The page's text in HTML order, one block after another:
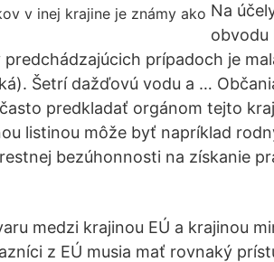
Na
obvodu
predchádzajúcich prípadoch je
Šetrí dažďovú vodu a …
predkladať orgánom tejto
listinou môže byť napríklad
bezúhonnosti na získanie
medzi krajinou EÚ a krajinou
z EÚ musia mať rovnaký